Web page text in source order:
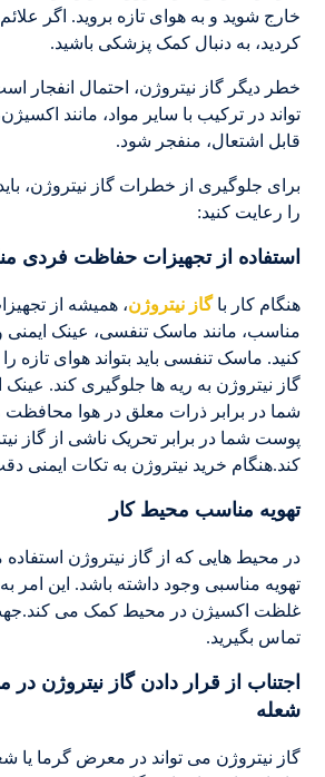
خارج شوید و به هوای تازه بروید. اگر
کردید، به دنبال کمک پزشکی باشید.
خطر دیگر گاز نیتروژن، احتمال انفجار
تواند در ترکیب با سایر مواد، مانند
قابل اشتعال، منفجر شود.
برای جلوگیری از خطرات گاز نیتروژن،
را رعایت کنید:
استفاده از تجهیزات حفاظت فردی
هنگام کار باگاز نیتروژن، همیشه از
مناسب، مانند ماسک تنفسی، عینک
کنید. ماسک تنفسی باید بتواند هوای تازه
گاز نیتروژن به ریه ها جلوگیری کند.
شما در برابر ذرات معلق در هوا
پوست شما در برابر تحریک ناشی از گاز
کند.هنگام خرید نیتروژن به تکات ایمنی
تهویه مناسب محیط کار
در محیط هایی که از گاز نیتروژن
تهویه مناسبی وجود داشته باشد. این امر
غلظت اکسیژن در محیط کمک می
تماس بگیرید.
اجتناب از قرار دادن گاز نیتروژن
شعله
گاز نیتروژن می تواند در معرض گرما یا